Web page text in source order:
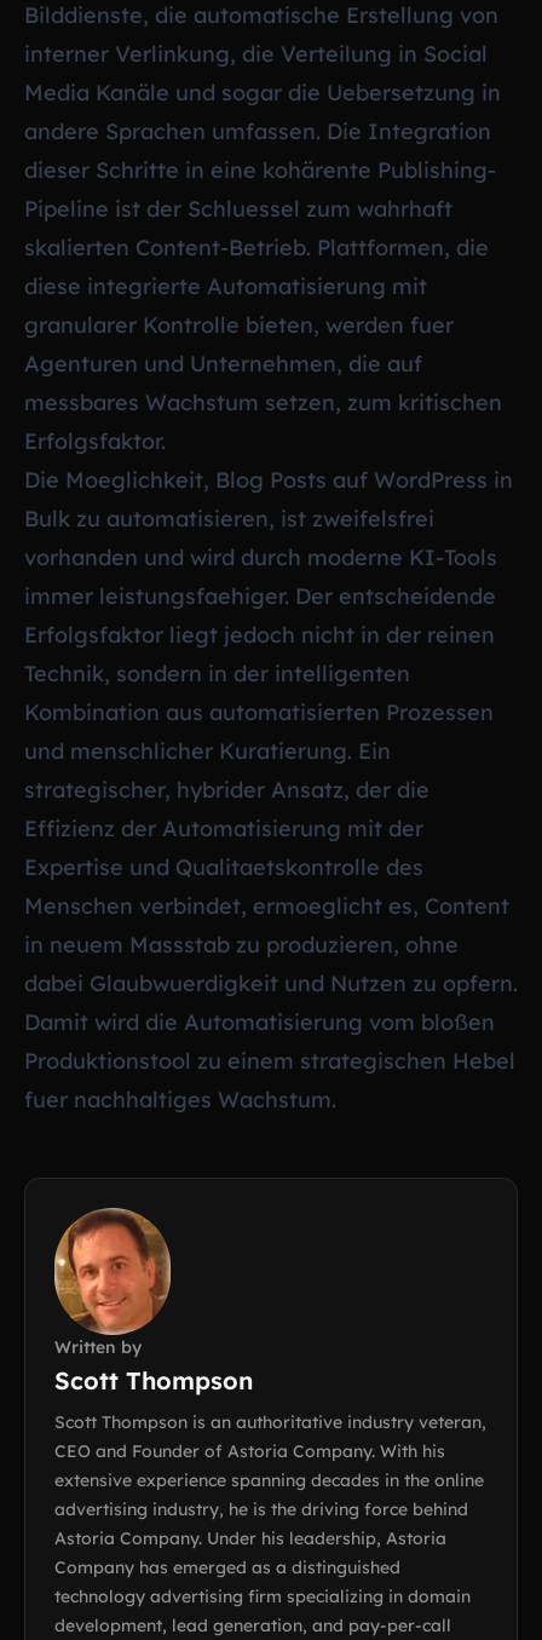
Bilddienste, die automatische Erstellung von
interner Verlinkung, die Verteilung in Social
Media Kanäle und sogar die Uebersetzung in
andere Sprachen umfassen. Die Integration
dieser Schritte in eine kohärente Publishing-
Pipeline ist der Schluessel zum wahrhaft
skalierten Content-Betrieb. Plattformen, die
diese integrierte Automatisierung mit
granularer Kontrolle bieten, werden fuer
Agenturen und Unternehmen, die auf
messbares Wachstum setzen, zum kritischen
Erfolgsfaktor.
Die Moeglichkeit, Blog Posts auf WordPress in
Bulk zu automatisieren, ist zweifelsfrei
vorhanden und wird durch moderne KI-Tools
immer leistungsfaehiger. Der entscheidende
Erfolgsfaktor liegt jedoch nicht in der reinen
Technik, sondern in der intelligenten
Kombination aus automatisierten Prozessen
und menschlicher Kuratierung. Ein
strategischer, hybrider Ansatz, der die
Effizienz der Automatisierung mit der
Expertise und Qualitaetskontrolle des
Menschen verbindet, ermoeglicht es, Content
in neuem Massstab zu produzieren, ohne
dabei Glaubwuerdigkeit und Nutzen zu opfern.
Damit wird die Automatisierung vom bloßen
Produktionstool zu einem strategischen Hebel
fuer nachhaltiges Wachstum.
Written by
Scott Thompson
Scott Thompson is an authoritative industry veteran,
CEO and Founder of Astoria Company. With his
extensive experience spanning decades in the online
advertising industry, he is the driving force behind
Astoria Company. Under his leadership, Astoria
Company has emerged as a distinguished
technology advertising firm specializing in domain
development, lead generation, and pay-per-call